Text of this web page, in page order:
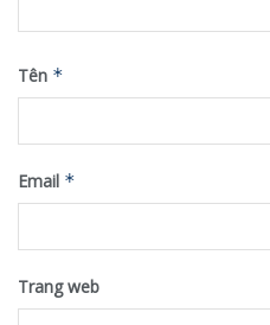
Tên *
Email *
Trang web